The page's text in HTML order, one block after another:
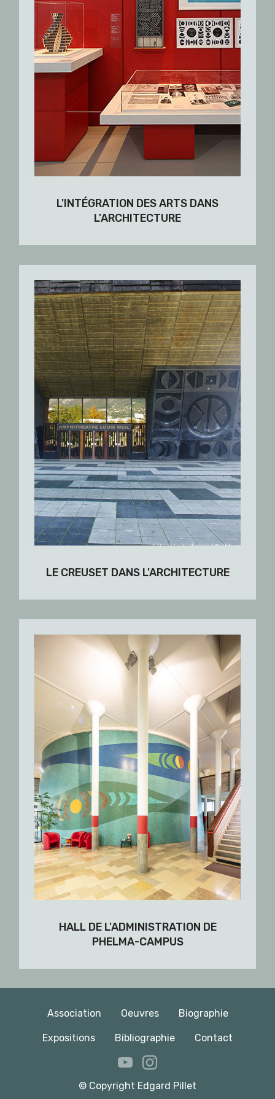
L'INTÉGRATION DES ARTS DANS
L'ARCHITECTURE
LE CREUSET DANS L'ARCHITECTURE
HALL DE L'ADMINISTRATION DE
PHELMA-CAMPUS
Association Oeuvres Biographie
Expositions Bibliographie Contact
© Copyright Edgard Pillet